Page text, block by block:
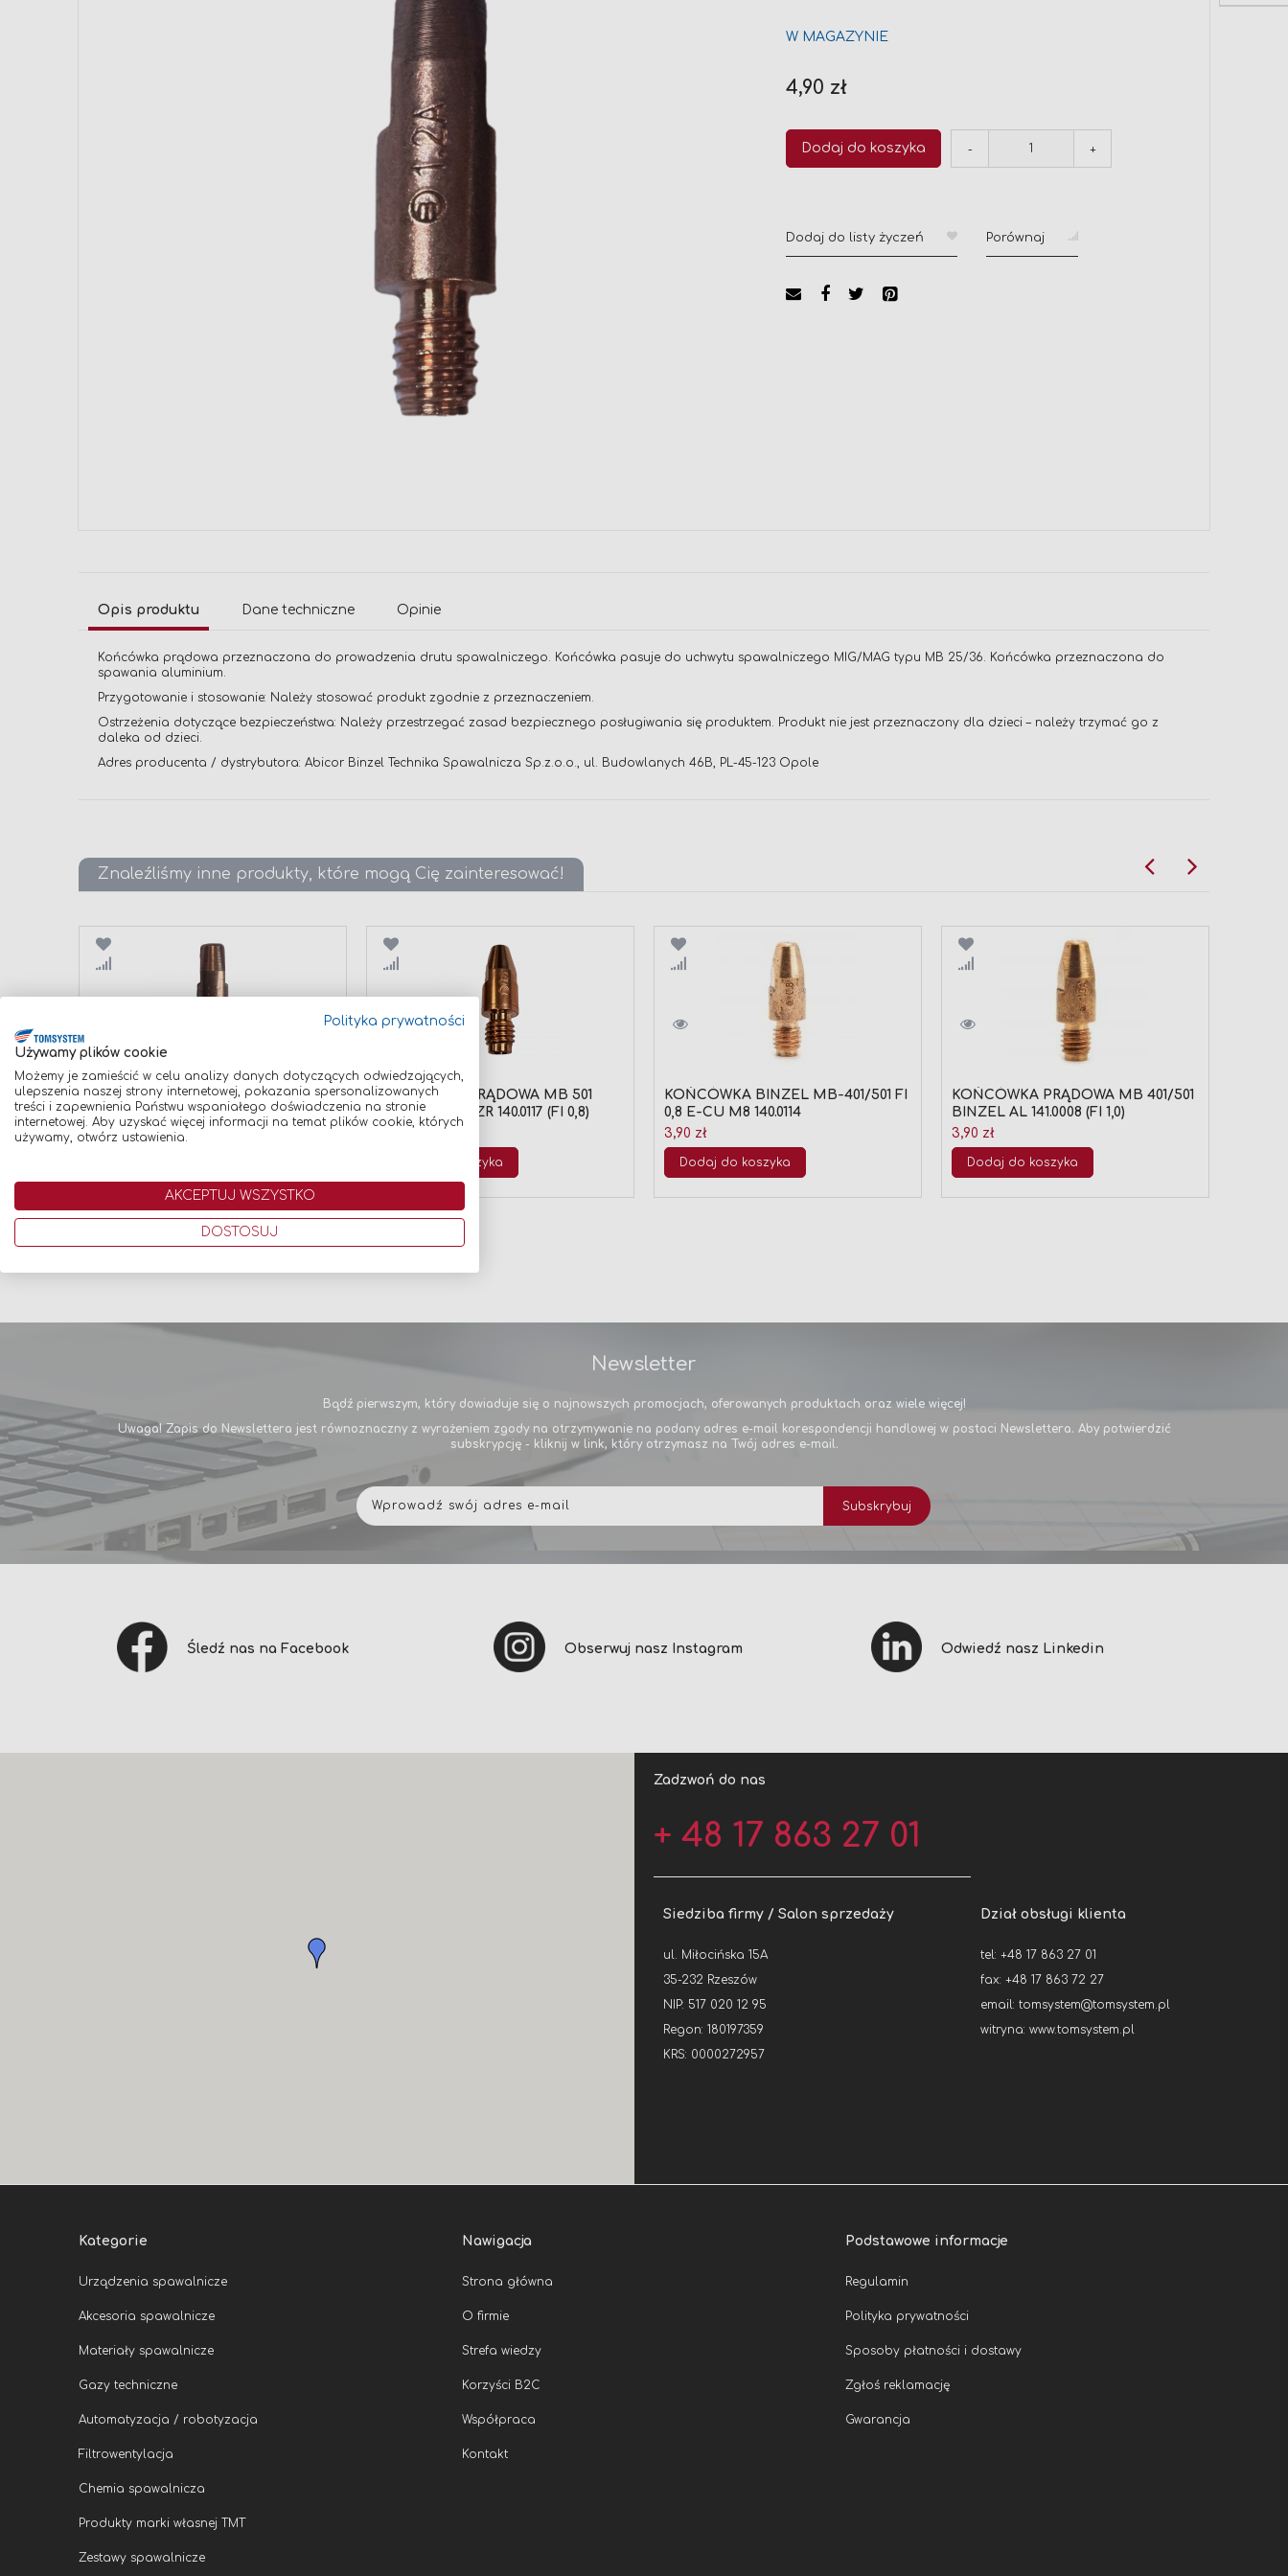
W MAGAZYNIE
4,90 zł
Dodaj do koszyka - +
Dodaj do listy życzeń Porównaj
Opis produktu
Końcówka prądowa przeznaczona do prowadzenia drutu spawalniczego. Końcówka pasuje do uchwytu spawalniczego MIG/MAG typu MB 25/36. Końcówka przeznaczona do
spawania aluminium.
Przygotowanie i stosowanie: Należy stosować produkt zgodnie z przeznaczeniem.
Ostrzeżenia dotyczące bezpieczeństwa: Należy przestrzegać zasad bezpiecznego posługiwania się produktem. Produkt nie jest przeznaczony dla dzieci – należy trzymać go z
daleka od dzieci.
Adres producenta / dystrybutora: Abicor Binzel Technika Spawalnicza Sp.z.o.o., ul. Budowlanych 46B, PL-45-123 Opole
Dane techniczne Opinie
Znaleźliśmy inne produkty, które mogą Cię zainteresować!
Porównaj
KOŃCÓWKA PRĄDOWA MB 25/36
BINZEL AL 141.0006 (FI 1,0)
4,90 zł
Porównaj
KOŃCÓWKA PRĄDOWA MB 501
BINZEL CUCRZR 140.0117 (FI 0,8)
Dodaj do koszyka
Porównaj
KOŃCÓWKA BINZEL MB-401/501 FI
0,8 E-CU M8 140.0114
3,90 zł
Dodaj do koszyka
Porównaj
KOŃCÓWKA PRĄDOWA MB 401/501
BINZEL AL 141.0008 (FI 1,0)
3,90 zł
Dodaj do koszyka
Newsletter
Bądź pierwszym, który dowiaduje się o najnowszych promocjach, oferowanych produktach oraz wiele więcej!
Uwaga! Zapis do Newslettera jest równoznaczny z wyrażeniem zgody na otrzymywanie na podany adres e-mail korespondencji handlowej w postaci Newslettera. Aby potwierdzić
subskrypcję - kliknij w link, który otrzymasz na Twój adres e-mail.
newsletter:
Subskrybuj
Śledź nas na Facebook Obserwuj nasz Instagram Odwiedź nasz Linkedin
Zadzwoń do nas
+ 48 17 863 27 01
Siedziba firmy / Salon sprzedaży
ul. Miłocińska 15A
35-232 Rzeszów
NIP: 517 020 12 95
Regon: 180197359
KRS: 0000272957
Dział obsługi klienta
tel: +48 17 863 27 01
fax: +48 17 863 72 27
email: tomsystem@tomsystem.pl
witryna: www.tomsystem.pl
Kategorie
Urządzenia spawalnicze
Akcesoria spawalnicze
Materiały spawalnicze
Gazy techniczne
Automatyzacja / robotyzacja
Filtrowentylacja
Chemia spawalnicza
Produkty marki własnej TMT
Zestawy spawalnicze
Nawigacja
Strona główna
O firmie
Strefa wiedzy
Korzyści B2C
Współpraca
Kontakt
Podstawowe informacje
Regulamin
Polityka prywatności
Sposoby płatności i dostawy
Zgłoś reklamację
Gwarancja
Polityka prywatności
Używamy plików cookie
Możemy je zamieścić w celu analizy danych dotyczących odwiedzających,
ulepszenia naszej strony internetowej, pokazania spersonalizowanych
treści i zapewnienia Państwu wspaniałego doświadczenia na stronie
internetowej. Aby uzyskać więcej informacji na temat plików cookie, których
używamy, otwórz ustawienia.
AKCEPTUJ WSZYSTKO
DOSTOSUJ